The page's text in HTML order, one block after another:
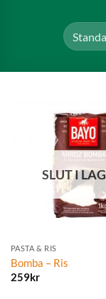
SLUT I
PASTA & RIS
Bomba – Ris
259kr